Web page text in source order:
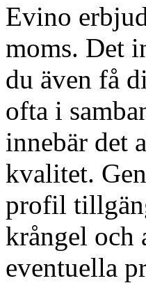
Evino
moms. Det
du även få
ofta i
innebär det
kvalitet.
profil
krångel och
eventuella